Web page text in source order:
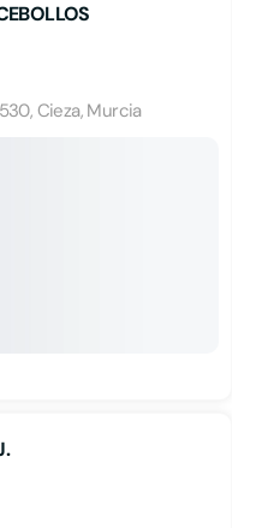
Cieza, Murcia